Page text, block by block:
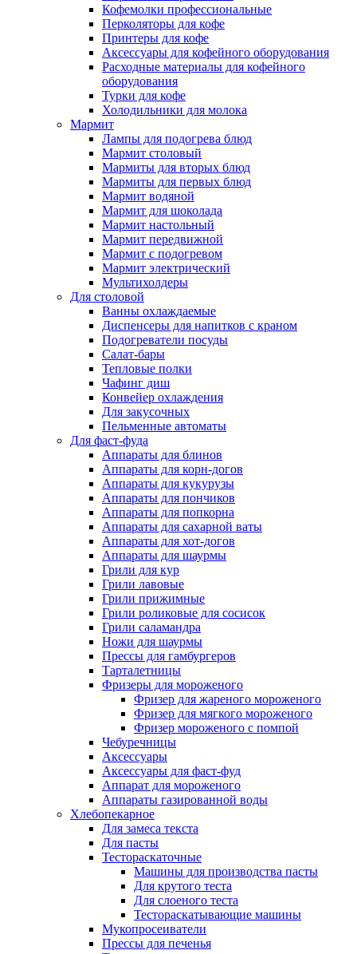
Кофемолки профессиональные
Перколяторы для кофе
Принтеры для кофе
Аксессуары для кофейного оборудования
Расходные материалы для кофейного
оборудования
Турки для кофе
Холодильники для молока
Мармит
Лампы для подогрева блюд
Мармит столовый
Мармиты для вторых блюд
Мармиты для первых блюд
Мармит водяной
Мармит для шоколада
Мармит настольный
Мармит передвижной
Мармит с подогревом
Мармит электрический
Мультихолдеры
Для столовой
Ванны охлаждаемые
Диспенсеры для напитков с краном
Подогреватели посуды
Салат-бары
Тепловые полки
Чафинг диш
Конвейер охлаждения
Для закусочных
Пельменные автоматы
Для фаст-фуда
Аппараты для блинов
Аппараты для корн-догов
Аппараты для кукурузы
Аппараты для пончиков
Аппараты для попкорна
Аппараты для сахарной ваты
Аппараты для хот-догов
Аппараты для шаурмы
Грили для кур
Грили лавовые
Грили прижимные
Грили роликовые для сосисок
Грили саламандра
Ножи для шаурмы
Прессы для гамбургеров
Тарталетницы
Фризеры для мороженого
Фризер для жареного мороженого
Фризер для мягкого мороженого
Фризер мороженого с помпой
Чебуречницы
Аксессуары
Аксессуары для фаст-фуд
Аппарат для мороженого
Аппараты газированной воды
Хлебопекарное
Для замеса текста
Для пасты
Тестораскаточные
Машины для производства пасты
Для крутого теста
Для слоеного теста
Тестораскатывающие машины
Мукопросеиватели
Прессы для печенья